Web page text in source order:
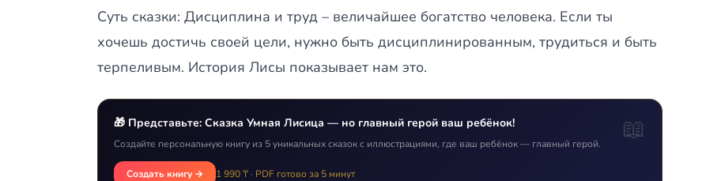
Суть сказки: Дисциплина и труд – величайшее богатство человека. Если ты
хочешь достичь своей цели, нужно быть дисциплинированным, трудиться и быть
терпеливым. История Лисы показывает нам это.
🎁 Представьте: Сказка Умная Лисица — но главный герой ваш ребёнок!
Создайте персональную книгу из 5 уникальных сказок с иллюстрациями, где ваш ребёнок — главный герой.
Создать книгу → 1 990 ₸ · PDF готово за 5 минут
📖